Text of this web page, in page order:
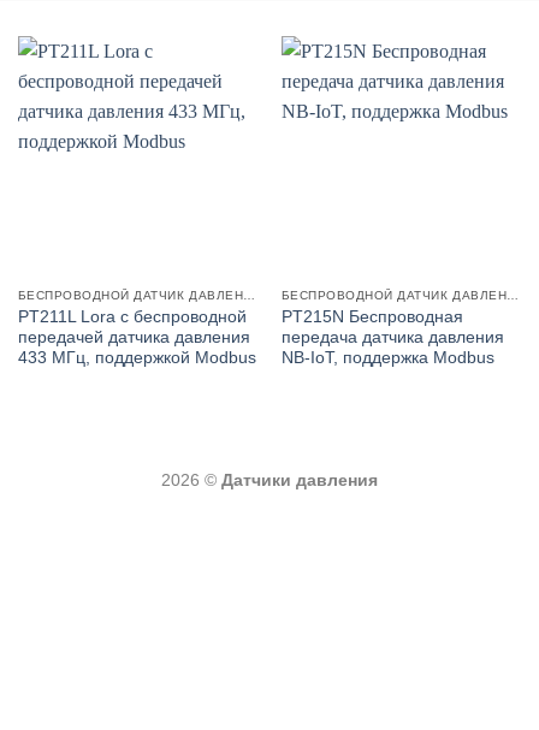
PT211L Lora с беспроводной
передачей датчика давления
433 МГц, поддержкой Modbus
PT215N Беспроводная
передача датчика давления
NB-IoT, поддержка Modbus
2026 © Датчики давления